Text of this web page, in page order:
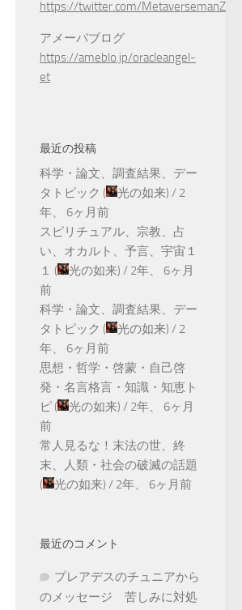
https://twitter.com/MetaversemanZ
アメーバブログ
https://ameblo.jp/oracleangel-
et
最近の投稿
科学・論文、調査結果、デー
タトピック ( 光の如来) / 2
年、 6ヶ月前
スピリチュアル、宗教、占
い、オカルト、予言、宇宙１
１ ( 光の如来) / 2年、 6ヶ月
前
科学・論文、調査結果、デー
タトピック ( 光の如来) / 2
年、 6ヶ月前
思想・哲学・啓蒙・自己啓
発・名言格言・知識・知恵ト
ピ ( 光の如来) / 2年、 6ヶ月
前
常人見るな！末法の世、終
末、人類・社会の破滅の話題
(
光の如来) / 2年、 6ヶ月前
最近のコメント
プレアデスのチュニアから
のメッセージ 苦しみに対処